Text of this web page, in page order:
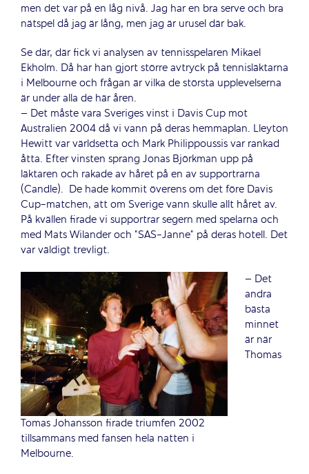
men det var på en låg nivå. Jag har en bra serve och bra
nätspel då jag är lång, men jag är urusel där bak.
Se där, där fick vi analysen av tennisspelaren Mikael
Ekholm. Då har han gjort större avtryck på tennisläktarna
i Melbourne och frågan är vilka de största upplevelserna
är under alla de här åren.
– Det måste vara Sveriges vinst i Davis Cup mot
Australien 2004 då vi vann på deras hemmaplan. Lleyton
Hewitt var världsetta och Mark Philippoussis var rankad
åtta. Efter vinsten sprang Jonas Björkman upp på
läktaren och rakade av håret på en av supportrarna
(Candle). De hade kommit överens om det före Davis
Cup-matchen, att om Sverige vann skulle allt håret av.
På kvällen firade vi supportrar segern med spelarna och
med Mats Wilander och ”SAS-Janne” på deras hotell. Det
var väldigt trevligt.
Tomas Johansson firade triumfen 2002
tillsammans med fansen hela natten i
Melbourne.
– Det
andra
bästa
minnet
är när
Thomas